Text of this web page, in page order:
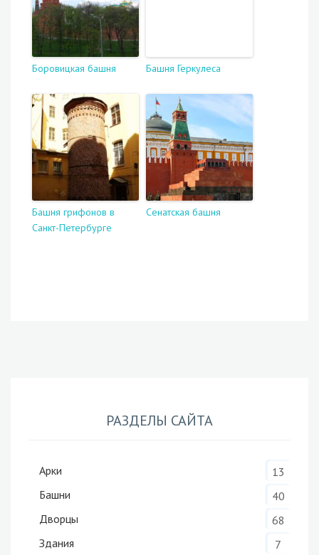
Боровицкая башня Башня Геркулеса
Башня грифонов в
Санкт-Петербурге
Сенатская башня
РАЗДЕЛЫ САЙТА
Арки
13
Башни
40
Дворцы
68
Здания
7